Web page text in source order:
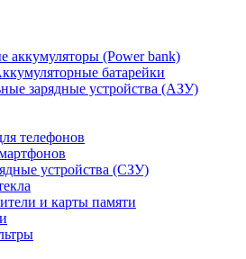
аккумуляторы (Power bank)
батарейки
зарядные устройства (АЗУ)
телефонов
устройства (СЗУ)
и карты памяти